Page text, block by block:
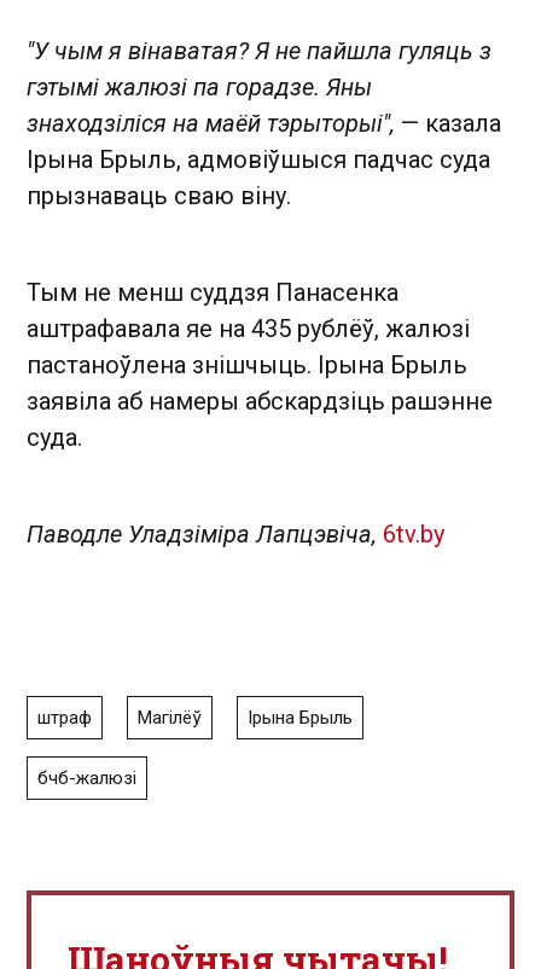
"У чым я вінаватая? Я не пайшла гуляць з
гэтымі жалюзі па горадзе. Яны
знаходзіліся на маёй тэрыторыі", — казала
Ірына Брыль, адмовіўшыся падчас суда
прызнаваць сваю віну.
Тым не менш суддзя Панасенка
аштрафавала яе на 435 рублёў, жалюзі
пастаноўлена знішчыць. Ірына Брыль
заявіла аб намеры абскардзіць рашэнне
суда.
Паводле Уладзіміра Лапцэвіча, 6tv.by
штраф Магілёў Ірына Брыль
бчб-жалюзі
Шаноўныя чытачы!